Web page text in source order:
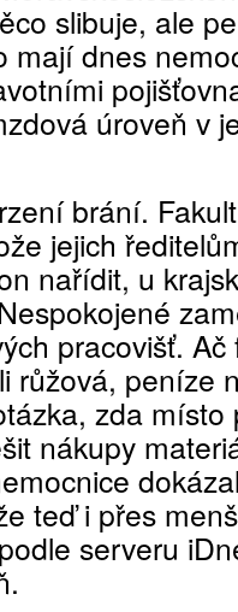
slibuje, ale
mají dnes
úroveň v
brání.
jejich
nařídit, u
pracovišť.
růžová, peníze
zda
nákupy
teď i přes
serveru